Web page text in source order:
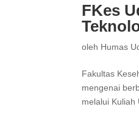
FKes
oleh Humas
Fakultas
mengenai
melalui Kuliah